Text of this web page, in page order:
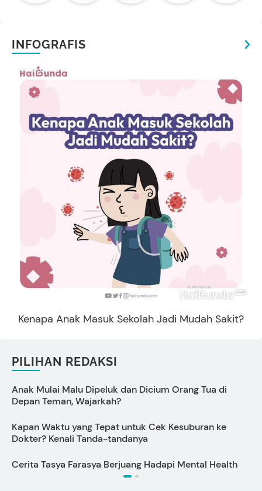
INFOGRAFIS
Kenapa Anak Masuk Sekolah Jadi Mudah Sakit?
PILIHAN REDAKSI
Anak Mulai Malu Dipeluk dan Dicium Orang Tua di
Depan Teman, Wajarkah?
Kapan Waktu yang Tepat untuk Cek Kesuburan ke
Dokter? Kenali Tanda-tandanya
Cerita Tasya Farasya Berjuang Hadapi Mental Health